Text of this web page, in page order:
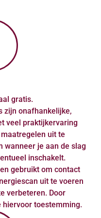
gratis.
zijn onafhankelijke,
veel praktijkervaring
uit te
wanneer je aan de slag
inschakelt.
gebruikt om contact
uit te voeren
verbeteren. Door
hiervoor toestemming.